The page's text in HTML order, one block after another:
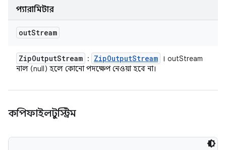
প্যারামিটার
outStream
ZipOutputStream : ZipOutputStream
। outStream
নাল (null) হলে কোনো পদক্ষেপ নেওয়া হবে না।
কপিফাইলটুস্ট্রিম